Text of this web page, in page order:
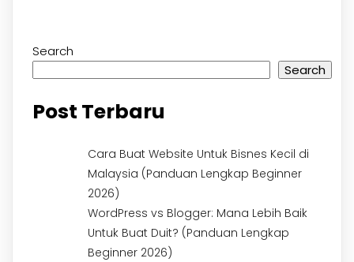
Search
Search
Post Terbaru
Cara Buat Website Untuk Bisnes Kecil di
Malaysia (Panduan Lengkap Beginner
2026)
WordPress vs Blogger: Mana Lebih Baik
Untuk Buat Duit? (Panduan Lengkap
Beginner 2026)